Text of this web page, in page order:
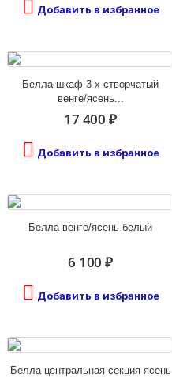
Добавить в избранное
Белла шкаф 3-х створчатый
венге/ясень...
17 400 ₽
Добавить в избранное
Белла венге/ясень белый
6 100 ₽
Добавить в избранное
Белла центральная секция ясень